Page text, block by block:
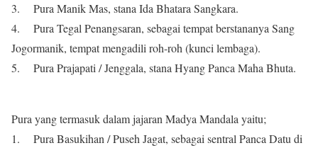
3. Pura Manik Mas, stana Ida Bhatara Sangkara.
4. Pura Tegal Penangsaran, sebagai tempat berstananya Sang
Jogormanik, tempat mengadili roh-roh (kunci lembaga).
5. Pura Prajapati / Jenggala, stana Hyang Panca Maha Bhuta.
Pura yang termasuk dalam jajaran Madya Mandala yaitu;
1. Pura Basukihan / Puseh Jagat, sebagai sentral Panca Datu di